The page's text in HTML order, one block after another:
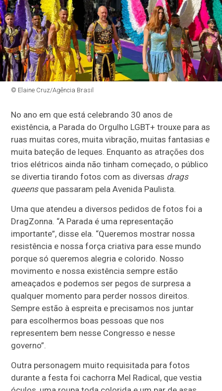
© Elaine Cruz/Agência Brasil
No ano em que está celebrando 30 anos de
existência, a Parada do Orgulho LGBT+ trouxe para as
ruas muitas cores, muita vibração, muitas fantasias e
muita bateção de leques. Enquanto as atrações dos
trios elétricos ainda não tinham começado, o público
se divertia tirando fotos com as diversas drags
queensque passaram pela Avenida Paulista.
Uma que atendeu a diversos pedidos de fotos foi a
DragZonna. “A Parada é uma representação
importante”, disse ela. “Queremos mostrar nossa
resistência e nossa força criativa para esse mundo
porque só queremos alegria e colorido. Nosso
movimento e nossa existência sempre estão
ameaçados e podemos ser pegos de surpresa a
qualquer momento para perder nossos direitos.
Sempre estão à espreita e precisamos nos juntar
para escolhermos boas pessoas que nos
representem bem nesse Congresso e nesse
governo”.
Outra personagem muito requisitada para fotos
durante a festa foi cachorra Mel Radical, que vestia